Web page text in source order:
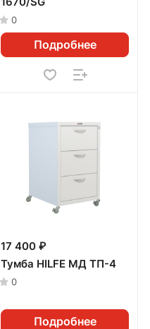
0
Подробнее
17 400 ₽
Тумба HILFE МД ТП-4
0
Подробнее